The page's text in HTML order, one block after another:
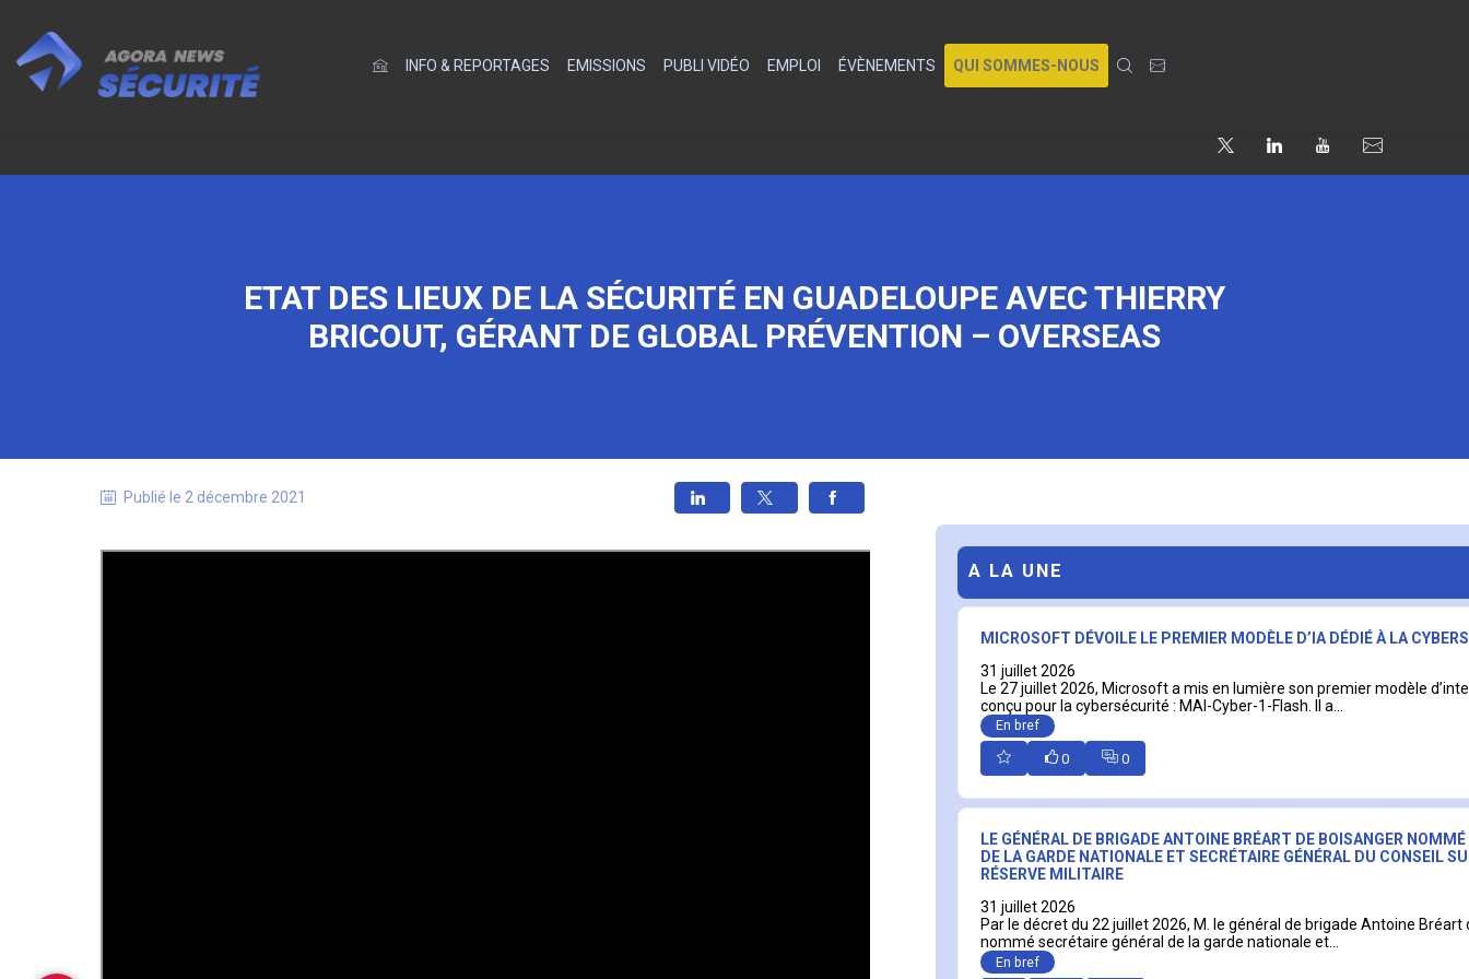
INFO & REPORTAGES EMISSIONS PUBLI VIDÉO EMPLOI ÉVÈNEMENTS QUI SOMMES-NOUS
ETAT DES LIEUX DE LA SÉCURITÉ EN GUADELOUPE AVEC THIERRY
BRICOUT, GÉRANT DE GLOBAL PRÉVENTION – OVERSEAS
Publié le 2 décembre 2021
A LA UNE
MICROSOFT DÉVOILE LE PREMIER MODÈLE D’IA DÉDIÉ À LA
31 juillet 2026
Le 27 juillet 2026, Microsoft a mis en lumière son premier modèle
conçu pour la cybersécurité : MAI-Cyber-1-Flash. Il a...
En bref
0 0
LE GÉNÉRAL DE BRIGADE ANTOINE BRÉART DE BOISANGER
DE LA GARDE NATIONALE ET SECRÉTAIRE GÉNÉRAL DU CONSEIL
RÉSERVE MILITAIRE
31 juillet 2026
Par le décret du 22 juillet 2026, M. le général de brigade Antoine Bréart
nommé secrétaire général de la garde nationale et...
En bref